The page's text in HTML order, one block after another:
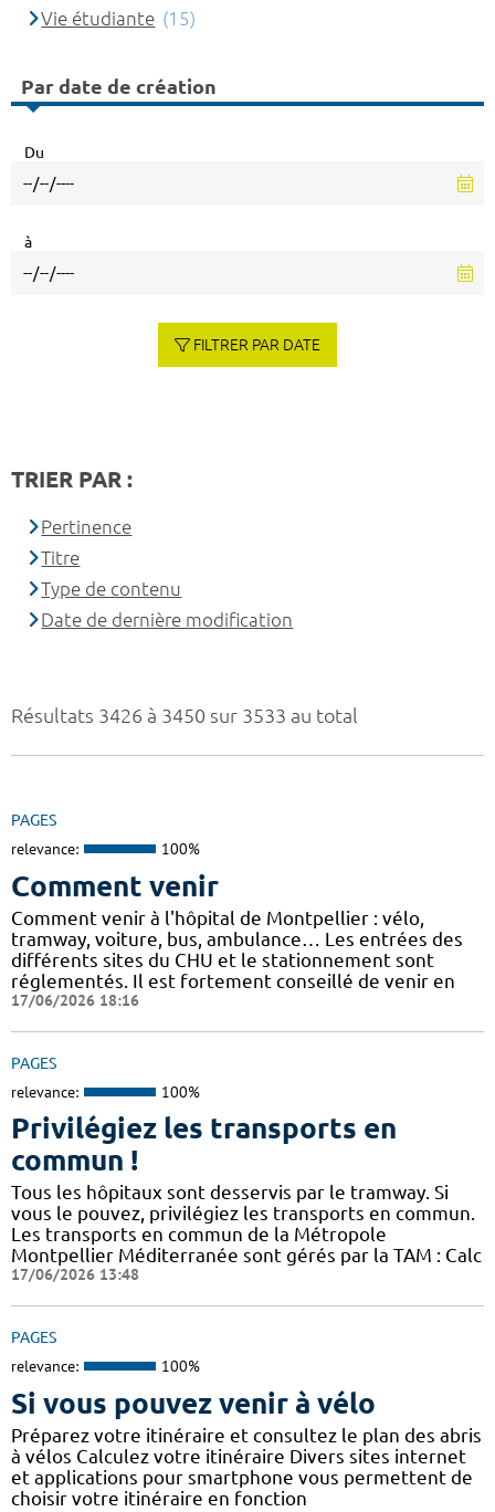
Résultats 3426 à 3450 sur 3533 au total
PAGES
relevance: 100%
Comment venir
Comment venir à l'hôpital de Montpellier : vélo,
tramway, voiture, bus, ambulance… Les entrées des
différents sites du CHU et le stationnement sont
réglementés. Il est fortement conseillé de venir en
17/06/2026 18:16
PAGES
relevance: 100%
Privilégiez les transports en
commun !
Tous les hôpitaux sont desservis par le tramway. Si
vous le pouvez, privilégiez les transports en commun.
Les transports en commun de la Métropole
Montpellier Méditerranée sont gérés par la TAM : Calc
17/06/2026 13:48
PAGES
relevance: 100%
Si vous pouvez venir à vélo
Préparez votre itinéraire et consultez le plan des abris
à vélos Calculez votre itinéraire Divers sites internet
et applications pour smartphone vous permettent de
choisir votre itinéraire en fonction
Vie étudiante (15)
Par date de création
Du
à
FILTRER PAR DATE
TRIER PAR :
Pertinence
Titre
Type de contenu
Date de dernière modification